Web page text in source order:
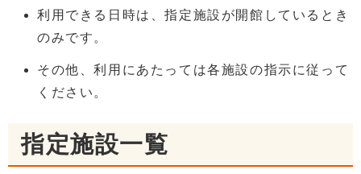
利用できる日時は、指定施設が開館しているとき
のみです。
その他、利用にあたっては各施設の指示に従って
ください。
指定施設一覧